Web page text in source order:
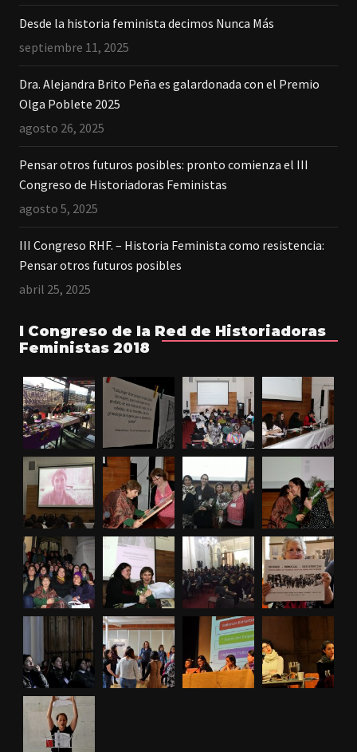
Desde la historia feminista decimos Nunca Más
septiembre 11, 2025
Dra. Alejandra Brito Peña es galardonada con el Premio
Olga Poblete 2025
agosto 26, 2025
Pensar otros futuros posibles: pronto comienza el III
Congreso de Historiadoras Feministas
agosto 5, 2025
III Congreso RHF. – Historia Feminista como resistencia:
Pensar otros futuros posibles
abril 25, 2025
I Congreso de la Red de Historiadoras
Feministas 2018